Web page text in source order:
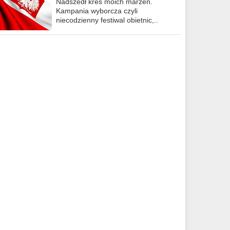
Kampania wyborcza czyli
niecodzienny festiwal obietnic,..